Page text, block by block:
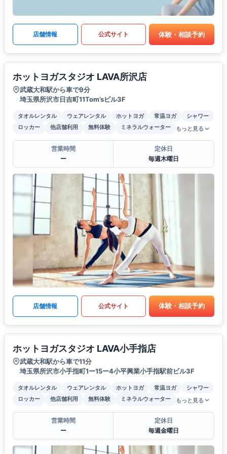
店舗情報 公式サイト 体験・相談予約
ホットヨガスタジオ LAVA所沢店
武蔵大和駅から車で9分
埼玉県所沢市日吉町11Tom’sビル3F
タオルレンタル ウェアレンタル ホットヨガ 常温ヨガ
シャワー
ロッカー
他店舗利用 無料体験 ミネラルウォーター もっと見る
営業時間
ー
定休日
毎週木曜日
店舗情報 公式サイト 体験・相談予約
ホットヨガスタジオ LAVA小手指店
武蔵大和駅から車で11分
埼玉県所沢市小手指町1ー15ー4小平興業小手指駅前ビル3F
タオルレンタル ウェアレンタル ホットヨガ 常温ヨガ
シャワー
ロッカー
他店舗利用 無料体験 ミネラルウォーター もっと見る
営業時間
ー
定休日
毎週金曜日